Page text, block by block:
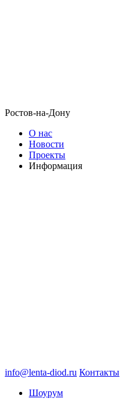
Ростов-на-Дону
О нас
Новости
Проекты
Информация
info@lenta-diod.ru Контакты
Шоурум